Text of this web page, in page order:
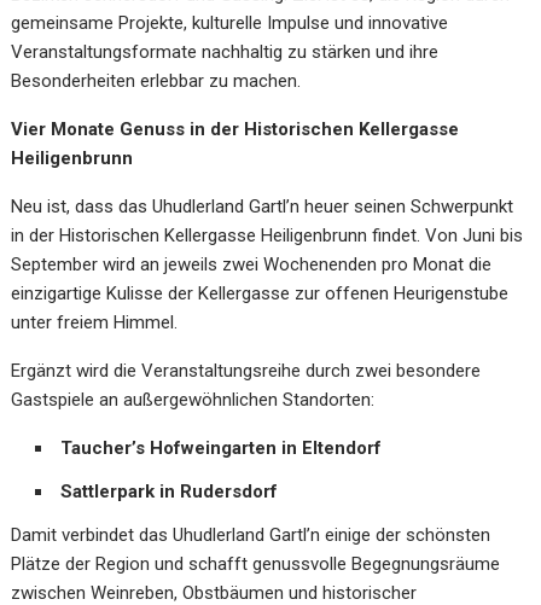
gemeinsame Projekte, kulturelle Impulse und innovative
Veranstaltungsformate nachhaltig zu stärken und ihre
Besonderheiten erlebbar zu machen.
Vier Monate Genuss in der Historischen Kellergasse
Heiligenbrunn
Neu ist, dass das Uhudlerland Gartl’n heuer seinen Schwerpunkt
in der Historischen Kellergasse Heiligenbrunn findet. Von Juni bis
September wird an jeweils zwei Wochenenden pro Monat die
einzigartige Kulisse der Kellergasse zur offenen Heurigenstube
unter freiem Himmel.
Ergänzt wird die Veranstaltungsreihe durch zwei besondere
Gastspiele an außergewöhnlichen Standorten:
Taucher’s Hofweingarten in Eltendorf
Sattlerpark in Rudersdorf
Damit verbindet das Uhudlerland Gartl’n einige der schönsten
Plätze der Region und schafft genussvolle Begegnungsräume
zwischen Weinreben, Obstbäumen und historischer